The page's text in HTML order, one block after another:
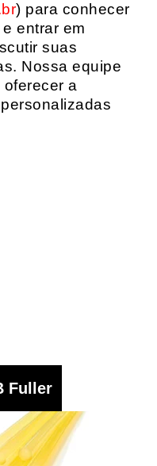
) para conhecer
entrar em
suas
Nossa equipe
a
Fuller